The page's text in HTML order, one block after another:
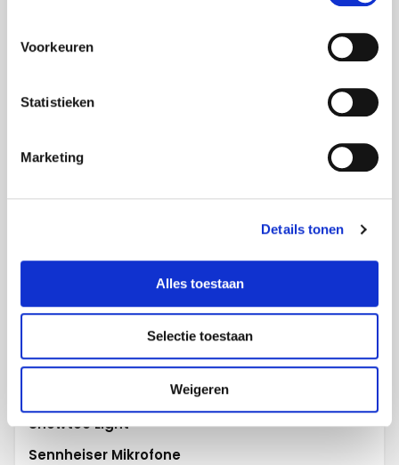
Voorkeuren
Statistieken
Marketing
Details tonen
Alles toestaan
Selectie toestaan
Weigeren
Panasonic Projektoren
Philips Displays
Promethean Activ
Robert Juliat
Scala digital signage
Showtec Light
Sennheiser Mikrofone